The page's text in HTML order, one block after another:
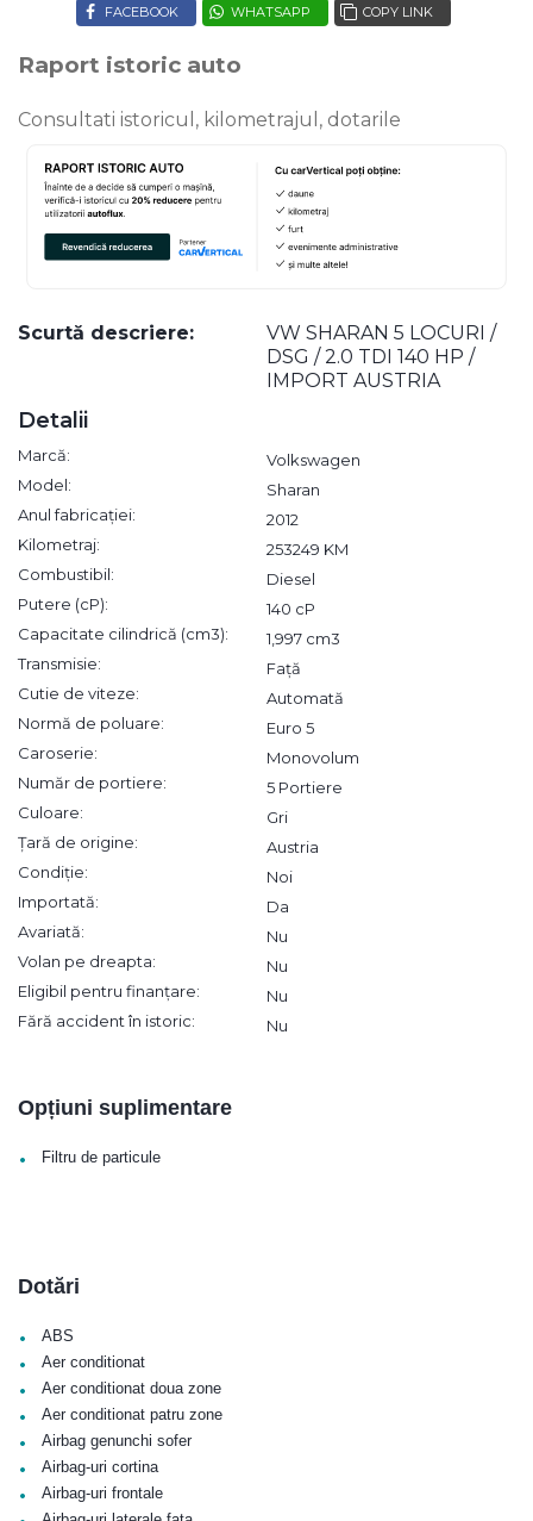
FACEBOOK WHATSAPP COPY LINK
Raport istoric auto
Consultati istoricul, kilometrajul, dotarile
Scurtă descriere:
VW SHARAN 5 LOCURI /
DSG / 2.0 TDI 140 HP /
IMPORT AUSTRIA
Detalii
Marcă:
Volkswagen
Model:
Sharan
Anul fabricației:
2012
Kilometraj:
253249 KM
Combustibil:
Diesel
Putere (cP):
140 cP
Capacitate cilindrică (cm3):
1,997 cm3
Transmisie:
Față
Cutie de viteze:
Automată
Normă de poluare:
Euro 5
Caroserie:
Monovolum
Număr de portiere:
5 Portiere
Culoare:
Gri
Țară de origine:
Austria
Condiție:
Noi
Importată:
Da
Avariată:
Nu
Volan pe dreapta:
Nu
Eligibil pentru finanțare:
Nu
Fără accident în istoric:
Nu
Opțiuni suplimentare
• Filtru de particule
Dotări
• ABS
• Aer conditionat
• Aer conditionat doua zone
• Aer conditionat patru zone
• Airbag genunchi sofer
• Airbag-uri cortina
• Airbag-uri frontale